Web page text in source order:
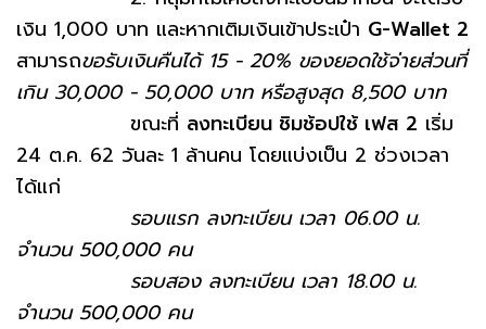
เงิน 1,000 บาท และหากเติมเงินเข้าประเป๋า G-Wallet 2
สามารถขอรับเงินคืนได้ 15 - 20% ของยอดใช้จ่ายส่วนที่
เกิน 30,000 - 50,000 บาท หรือสูงสุด 8,500 บาท
ขณะที่ ลงทะเบียน ชิมช้อปใช้ เฟส 2 เริ่ม
24 ต.ค. 62 วันละ 1 ล้านคน โดยแบ่งเป็น 2 ช่วงเวลา
ได้แก่
รอบแรก ลงทะเบียน เวลา 06.00 น.
จำนวน 500,000 คน
รอบสอง ลงทะเบียน เวลา 18.00 น.
จำนวน 500,000 คน